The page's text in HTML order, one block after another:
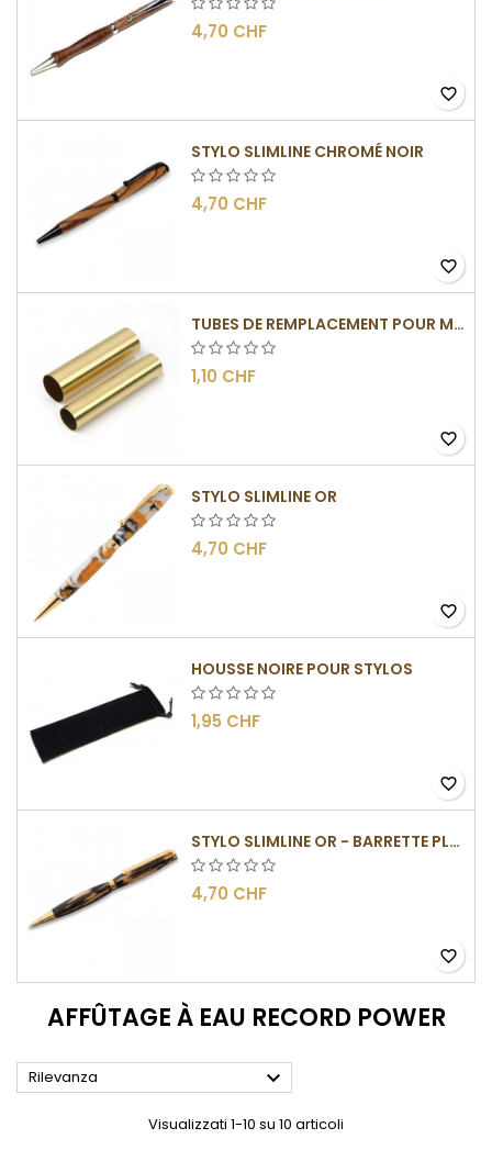
4,70 CHF
favorite_border
STYLO SLIMLINE CHROMÉ NOIR
4,70 CHF
favorite_border
TUBES DE REMPLACEMENT POUR MÉCANISMES SLIMLINE
1,10 CHF
favorite_border
STYLO SLIMLINE OR
4,70 CHF
favorite_border
HOUSSE NOIRE POUR STYLOS
1,95 CHF
favorite_border
STYLO SLIMLINE OR - BARRETTE PLATE
4,70 CHF
favorite_border
AFFÛTAGE À EAU RECORD POWER
Rilevanza 
Visualizzati 1-10 su 10 articoli